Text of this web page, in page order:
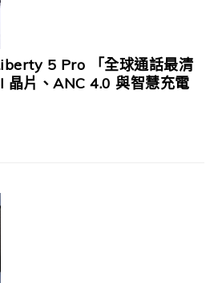
5 Pro 「全球通話最清
晶片、ANC 4.0 與智慧充電